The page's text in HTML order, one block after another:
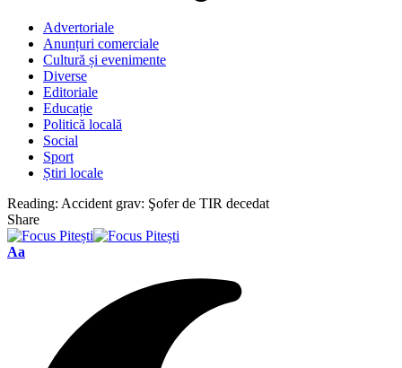
Advertoriale
Anunțuri comerciale
Cultură și evenimente
Diverse
Editoriale
Educație
Politică locală
Social
Sport
Știri locale
Reading: Accident grav: Şofer de TIR decedat
Share
Font
Aa